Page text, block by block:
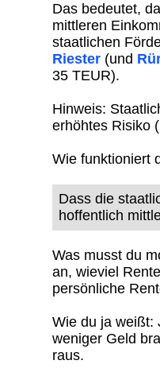
Das bedeutet,
mittleren
staatlichen
Riester (und
35 TEUR).
Hinweis:
erhöhtes Risiko
Wie funktioniert
Dass die
hoffentlich
Was musst du
an, wieviel
persönliche
Wie du ja weißt:
weniger Geld
raus.